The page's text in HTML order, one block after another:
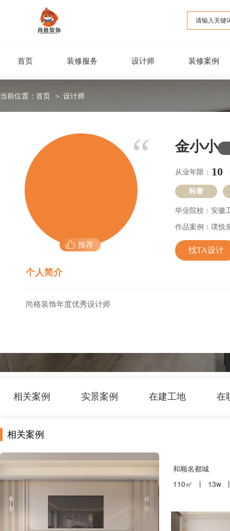
首页 装修服务 设计师 装修案例
当前位置： 首页 ＞ 设计师
“ 金小小
从业年限：10
轻奢
个人简介
尚格装饰年度优秀设计师
毕业院校：安徽
作品案例：璞悦
找TA设计
推荐
相关案例 实景案例 在建工地 在
相关案例
和顺名都城
110㎡ 丨 13w